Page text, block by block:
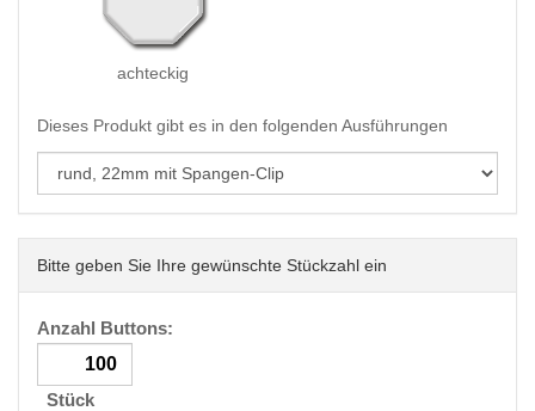
achteckig
Dieses Produkt gibt es in den folgenden Ausführungen
Bitte geben Sie Ihre gewünschte Stückzahl ein
Anzahl Buttons:
Stück